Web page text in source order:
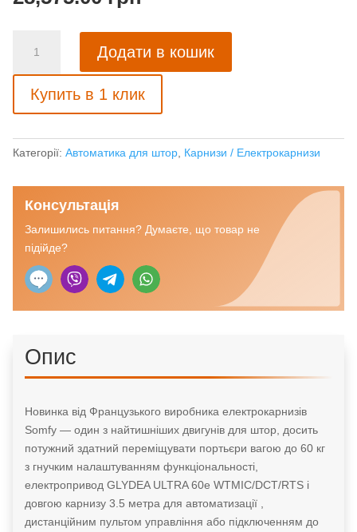
тихий
у
зборі
3.5
Somfy
ULTRA
60e
Додати в кошик
Купить в 1 клик
Категорії: Автоматика для штор, Карнизи / Електрокарнизи
Консультація
Залишились питання? Думаєте, що товар не
підійде?
Опис
Новинка від Французького виробника електрокарнизів
Somfy — один з найтишніших двигунів для штор, досить
потужний здатний переміщувати портьєри вагою до 60 кг
з гнучким налаштуванням функціональності,
електропривод GLYDEA ULTRA 60e WTMIC/DCT/RTS і
довгою карнизу 3.5 метра для автоматизації ,
дистанційним пультом управління або підключенням до